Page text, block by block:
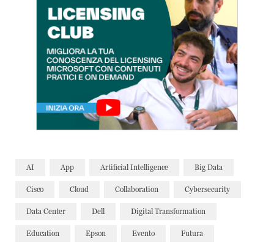
AI App Artificial Intelligence Big Data
Cisco Cloud Collaboration Cybersecurity
Data Center Dell Digital Transformation
Education Epson Evento Futura